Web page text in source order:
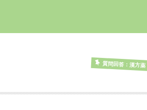
質問回答：漢方薬